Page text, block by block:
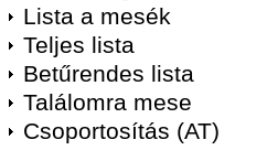
Lista a mesék
Teljes lista
Betűrendes lista
Találomra mese
Csoportosítás (AT)